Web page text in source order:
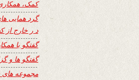
کمک،
گرد همایی
د ر خارج از
گفتگو با
گفتگو ها و
مجموعه